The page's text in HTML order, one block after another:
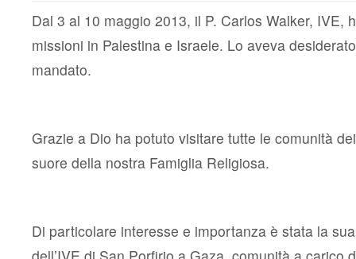
P.
Walker,
Dal 3 al 10 maggio 2013, il P. Carlos Walker, IVE,
missioni in Palestina e Israele. Lo aveva
mandato.
Grazie a Dio ha potuto visitare tutte le comunità
suore della nostra Famiglia Religiosa.
Di particolare interesse e importanza è stata la